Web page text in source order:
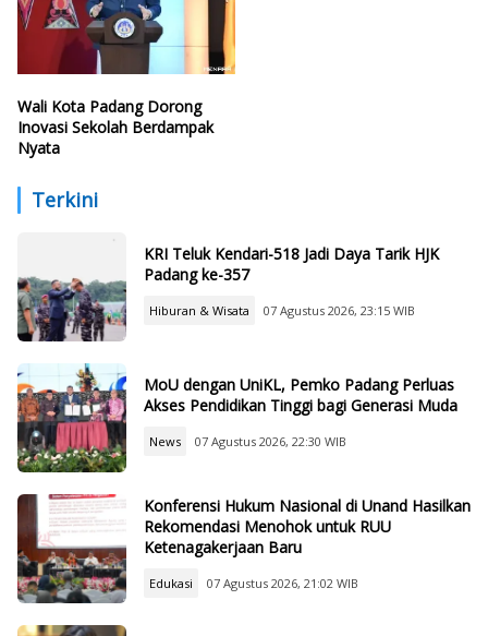
Wali Kota Padang Dorong
Inovasi Sekolah Berdampak
Nyata
Terkini
KRI Teluk Kendari-518 Jadi Daya Tarik HJK
Padang ke-357
Hiburan & Wisata 07 Agustus 2026, 23:15 WIB
MoU dengan UniKL, Pemko Padang Perluas
Akses Pendidikan Tinggi bagi Generasi Muda
News 07 Agustus 2026, 22:30 WIB
Konferensi Hukum Nasional di Unand Hasilkan
Rekomendasi Menohok untuk RUU
Ketenagakerjaan Baru
Edukasi 07 Agustus 2026, 21:02 WIB